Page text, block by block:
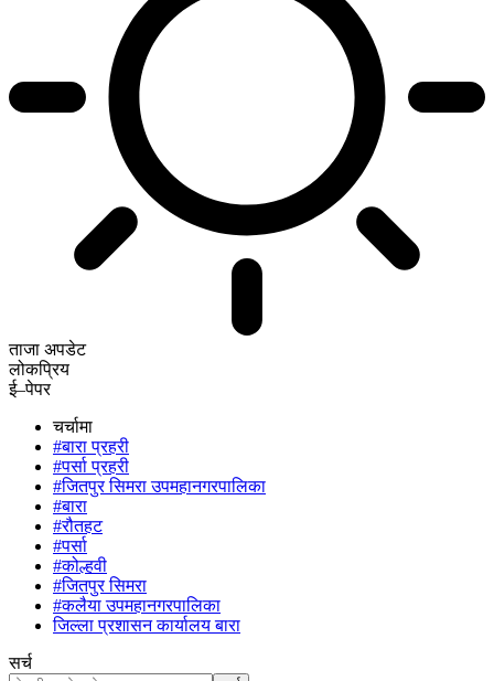
ताजा अपडेट
लोकप्रिय
ई–पेपर
चर्चामा
#बारा प्रहरी
#पर्सा प्रहरी
#जितपुर सिमरा उपमहानगरपालिका
#बारा
#रौतहट
#पर्सा
#कोल्हवी
#जितपुर सिमरा
#कलैया उपमहानगरपालिका
जिल्ला प्रशासन कार्यालय बारा
सर्च